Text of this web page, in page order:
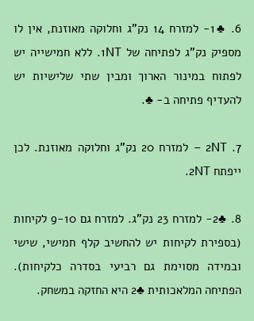
6. ♣1- למזרח 14 נק"ג וחלוקה מאוזנת, אין לו
מספיק נק"ג לפתיחה של 1NT. ללא חמישייה יש
לפתוח במינור הארוך ומבין שתי שלישיות יש
להעדיף פתיחה ב- ♣.
7. 2NT – למזרח 20 נק"ג וחלוקה מאוזנת. לכן
ייפתח 2NT.
8. ♣2- למזרח 23 נק"ג. למזרח גם 9-10 לקיחות
(בספירת לקיחות יש להחשיב קלף חמישי, שישי
ובמידה מסוימת גם רביעי בסדרה כלקיחות).
הפתיחה המלאכותית ♣2 היא החזקה במשחק.